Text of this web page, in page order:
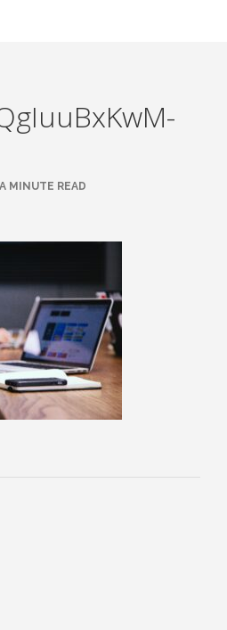
MINUTE READ